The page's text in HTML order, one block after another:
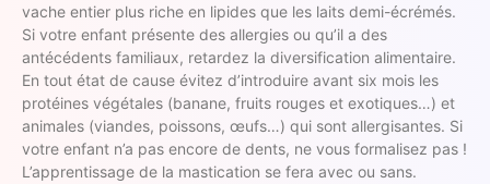
vache entier plus riche en lipides que les laits demi-écrémés.
Si votre enfant présente des allergies ou qu’il a des
antécédents familiaux, retardez la diversification alimentaire.
En tout état de cause évitez d’introduire avant six mois les
protéines végétales (banane, fruits rouges et exotiques…) et
animales (viandes, poissons, œufs…) qui sont allergisantes. Si
votre enfant n’a pas encore de dents, ne vous formalisez pas !
L’apprentissage de la mastication se fera avec ou sans.